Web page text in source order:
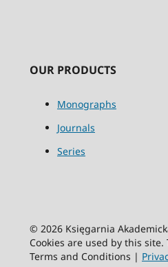
OUR PRODUCTS
Monographs
Journals
Series
© 2026 Księgarnia
Cookies are used by this
Terms and Conditions |